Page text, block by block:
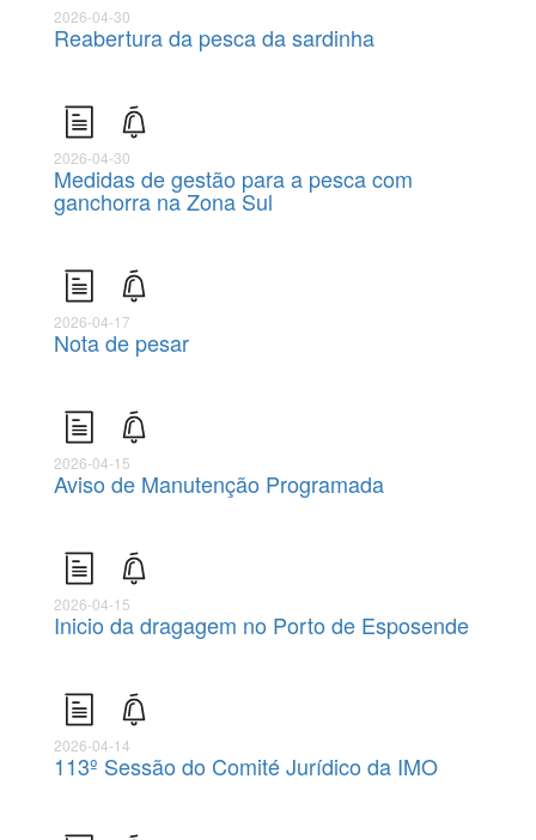
2026-04-30
Reabertura da pesca da sardinha
2026-04-30
Medidas de gestão para a pesca com
ganchorra na Zona Sul
2026-04-17
Nota de pesar
2026-04-15
Aviso de Manutenção Programada
2026-04-15
Inicio da dragagem no Porto de Esposende
2026-04-14
113º Sessão do Comité Jurídico da IMO